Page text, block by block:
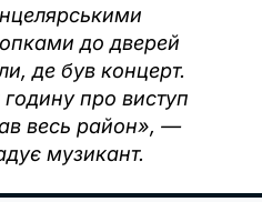
до дверей
де був концерт.
про виступ
весь район», —
музикант.